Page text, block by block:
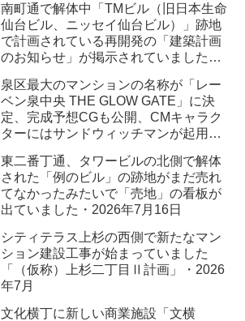
南町通で解体中「TMビル（旧日本生命
仙台ビル、ニッセイ仙台ビル）」跡地
で計画されている再開発の「建築計画
のお知らせ」が掲示されていました・
泉区最大のマンションの名称が「レー
ベン泉中央 THE GLOW GATE」に決
定、完成予想CGも公開、CMキャラク
ターにはサンドウィッチマンが起用さ
東二番丁通、タワービルの北側で解体
された「例のビル」の跡地がまだ売れ
てなかったみたいで「売地」の看板が
出ていました・2026年7月16日
シティテラス上杉の西側で新たなマン
ション建設工事が始まっていました
「（仮称）上杉二丁目Ⅱ計画」・2026
年7月
文化横丁に新しい商業施設「文横